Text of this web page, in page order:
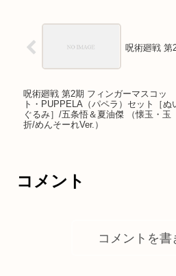
呪術廻戦 第
呪術廻戦 第2期 フィンガーマスコッ
ト・PUPPELA（パペラ）セット［ぬ
ぐるみ］/五条悟＆夏油傑 （懐玉・玉
折/めんそーれVer.）
コメント
コメントを書